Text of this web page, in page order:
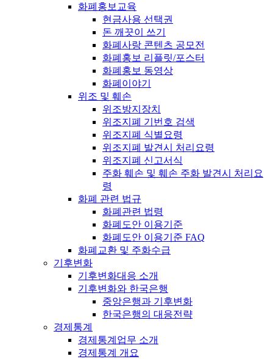
화폐홍보교육
현금사용 선택권
돈 깨끗이 쓰기
화폐사랑 콘텐츠 공모전
화폐홍보 리플릿/포스터
화폐홍보 동영상
화폐이야기
위조 및 훼손
위조방지장치
위조지폐 기번호 검색
위조지폐 식별요령
위조지폐 발견시 처리요령
위조지폐 신고서식
주화 훼손 및 훼손 주화 발견시 처리요
령
화폐 관련 법규
화폐관련 법령
화폐도안 이용기준
화폐도안 이용기준 FAQ
화폐교환 및 주화수급
기후변화
기후변화대응 소개
기후변화와 한국은행
중앙은행과 기후변화
한국은행의 대응전략
경제통계
경제통계업무 소개
경제통계 개요